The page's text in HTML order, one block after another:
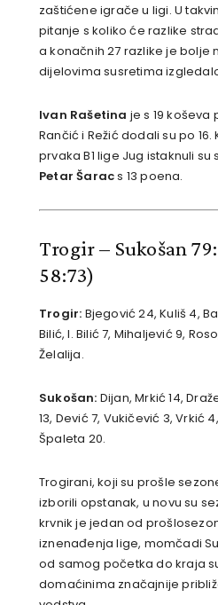
zaštićene igrače u ligi. U
pitanje s koliko će razlike
a konačnih 27 razlike je bolje
dijelovima susretima
Ivan Rašetina je s 19
Rančić i Režić dodali su po
prvaka B1 lige Jug istaknuli su
Petar Šaracs 13 poena.
Trogir – Sukošan
58:73)
Trogir: Bjegović 24, Kuliš 4,
Bilić, I. Bilić 7, Mihaljević 9,
Želalija.
Sukošan: Dijan, Mrkić 14,
13, Dević 7, Vukičević 3, Vrkić
Špaleta 20.
Trogirani, koji su prošle
izborili opstanak, u novu su
krvnik je jedan od
iznenađenja lige, momčadi
od samog početka do kraja
domaćinima značajnije